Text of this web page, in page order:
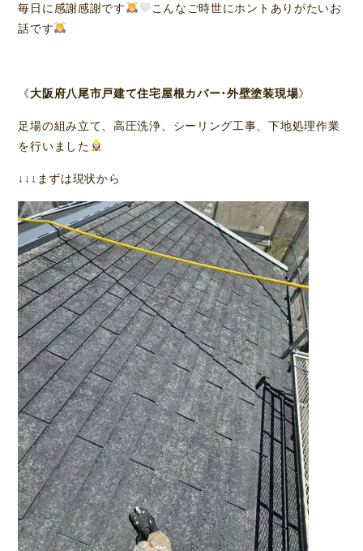
毎日に感謝感謝です
こんなご時世にホントありがたいお
話です
《大阪府八尾市戸建て住宅屋根カバー･外壁塗装現場》
足場の組み立て、高圧洗浄、シーリング工事、下地処理作業
を行いました
↓↓↓まずは現状から